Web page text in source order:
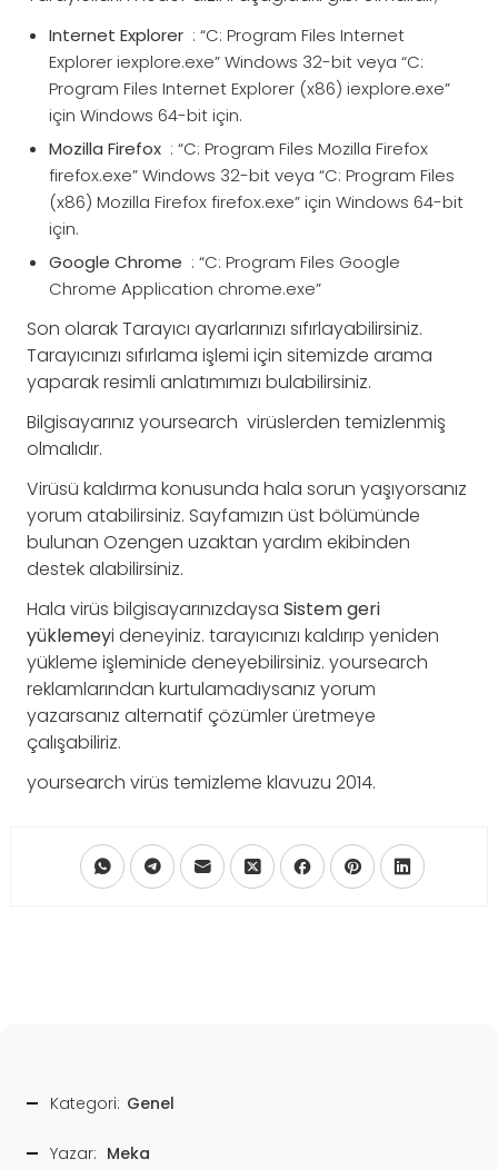
Internet Explorer : “C: Program Files Internet
Explorer iexplore.exe” Windows 32-bit veya “C:
Program Files Internet Explorer (x86) iexplore.exe”
için Windows 64-bit için.
Mozilla Firefox : “C: Program Files Mozilla Firefox
firefox.exe” Windows 32-bit veya “C: Program Files
(x86) Mozilla Firefox firefox.exe” için Windows 64-bit
için.
Google Chrome : “C: Program Files Google
Chrome Application chrome.exe”
Son olarak Tarayıcı ayarlarınızı sıfırlayabilirsiniz.
Tarayıcınızı sıfırlama işlemi için sitemizde arama
yaparak resimli anlatımımızı bulabilirsiniz.
Bilgisayarınız yoursearch virüslerden temizlenmiş
olmalıdır.
Virüsü kaldırma konusunda hala sorun yaşıyorsanız
yorum atabilirsiniz. Sayfamızın üst bölümünde
bulunan Ozengen uzaktan yardım ekibinden
destek alabilirsiniz.
Hala virüs bilgisayarınızdaysa Sistem geri
yüklemeyi deneyiniz. tarayıcınızı kaldırıp yeniden
yükleme işleminide deneyebilirsiniz. yoursearch
reklamlarından kurtulamadıysanız yorum
yazarsanız alternatif çözümler üretmeye
çalışabiliriz.
yoursearch virüs temizleme klavuzu 2014.
Kategori: Genel
Yazar: Meka